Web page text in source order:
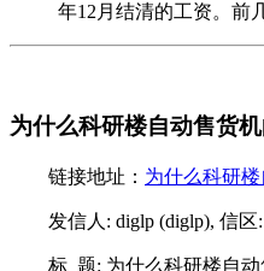
年12月结清的工资。前
为什么科研楼自动售货
链接地址： 为什么科研
发信人: diglp (diglp), 信区:
标 题: 为什么科研楼自